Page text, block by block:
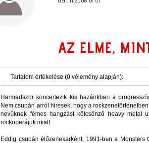
AZ ELME,
Tartalom értékelése (0 vélemény alapján):
Harmadszor koncertezik kis hazánkban a
Nem csupán arról hiresek, hogy a
nevüknek fémes hangzást kölcsönző heavy metal
rockoperájuk miatt.
Eddig csupán élőzenekarként, 1991-ben a